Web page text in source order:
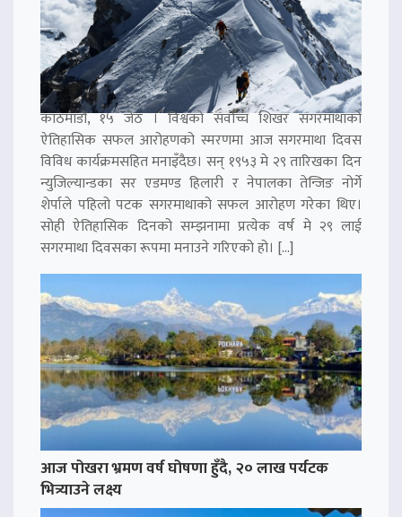
काठमाडौं, १५ जेठ । विश्वको सर्वोच्च शिखर सगरमाथाको
ऐतिहासिक सफल आरोहणको स्मरणमा आज सगरमाथा दिवस
विविध कार्यक्रमसहित मनाइँदैछ। सन् १९५३ मे २९ तारिखका दिन
न्युजिल्यान्डका सर एडमण्ड हिलारी र नेपालका तेन्जिङ नोर्गे
शेर्पाले पहिलो पटक सगरमाथाको सफल आरोहण गरेका थिए।
सोही ऐतिहासिक दिनको सम्झनामा प्रत्येक वर्ष मे २९ लाई
सगरमाथा दिवसका रूपमा मनाउने गरिएको हो। […]
आज पोखरा भ्रमण वर्ष घोषणा हुँदै, २० लाख पर्यटक
भित्र्याउने लक्ष्य